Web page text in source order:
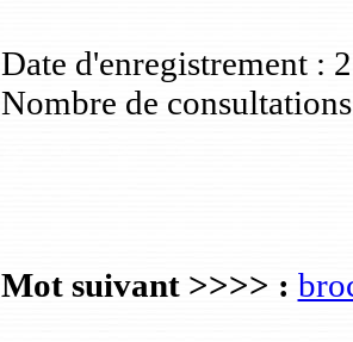
Date d'enregistrement :
Nombre de
Mot suivant >>>> :